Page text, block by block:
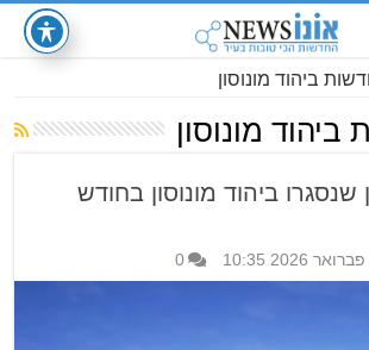
ביהוד מונוסון
מונוסון
ביהוד מונוסון בחודש
0